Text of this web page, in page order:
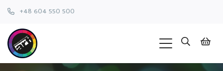
+48 604 550 500